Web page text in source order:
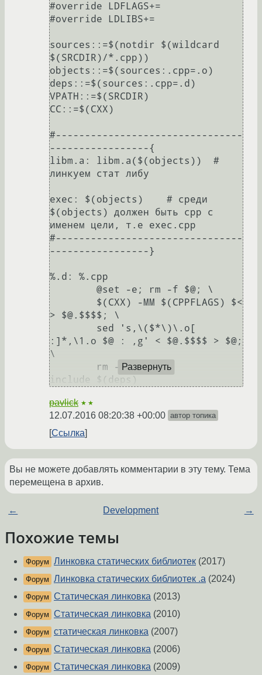
#override LDFLAGS+=
#override LDLIBS+=
sources::=$(notdir $(wildcard
$(SRCDIR)/*.cpp))
objects::=$(sources:.cpp=.o)
deps::=$(sources:.cpp=.d)
VPATH::=$(SRCDIR)
CC::=$(CXX)
#--------------------------------
-----------------{
libm.a: libm.a($(objects))  #
линкуем стат либу
exec: $(objects)    # среди
$(objects) должен быть cpp с
именем цели, т.е exec.cpp
#--------------------------------
-----------------}
%.d: %.cpp
> $@.$$$$; \
:]*,\1.o $@ : ,g' < $@.$$$$ > $@;
\
Развернуть
pavlick ★★
12.07.2016 08:20:38 +00:00 автор топика
Ссылка
Вы не можете добавлять комментарии в эту тему. Тема
перемещена в архив.
← Development →
Похожие темы
Форум Линковка статических библиотек (2017)
Форум Линковка статических библиотек .a (2024)
Форум Статическая линковка (2013)
Форум Статическая линковка (2010)
Форум статическая линковка (2007)
Форум Статическая линковка (2006)
Форум Статическая линковка (2009)